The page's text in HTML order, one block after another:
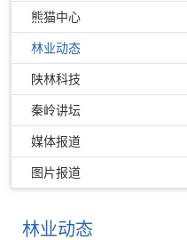
熊猫中心
林业动态
陕林科技
秦岭讲坛
媒体报道
图片报道
林业动态